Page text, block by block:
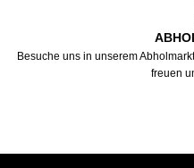
Besuche uns in unserem
freuen